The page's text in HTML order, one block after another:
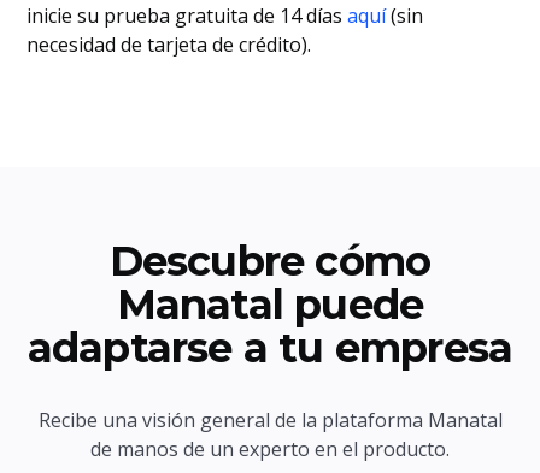
inicie su prueba gratuita de 14 díasaquí(sin
necesidad de tarjeta de crédito).
Descubre cómo
Manatal puede
adaptarse a tu empresa
Recibe una visión general de la plataforma Manatal
de manos de un experto en el producto.